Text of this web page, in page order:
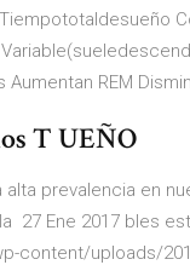
REM
T UEÑO
prevalencia en
27 Ene 2017 bles
content/uploads/